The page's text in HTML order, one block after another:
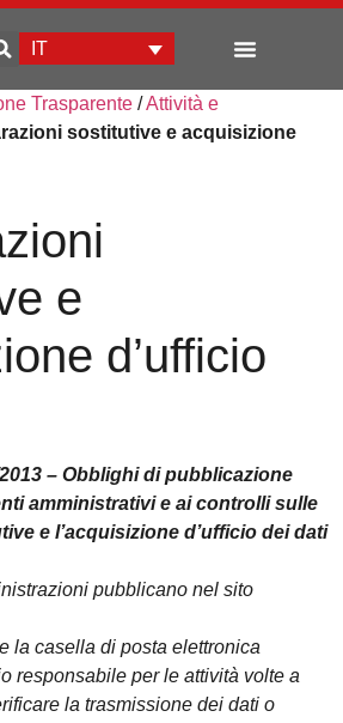
IT
Trasparente /Attività e
sostitutive e acquisizione
e
d’ufficio
– Obblighi di pubblicazione
amministrativi e ai controlli sulle
e l’acquisizione d’ufficio dei dati
pubblicano nel sito
la casella di posta elettronica
responsabile per le attività volte a
la trasmissione dei dati o